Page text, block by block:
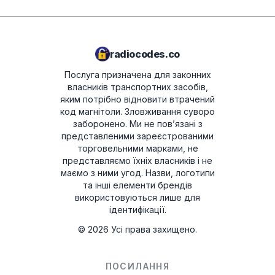
Натисніть і утримуйте кнопки 1 і 6 (для
пристрій.
екранами: U з першими 4 цифрами
серійного номера (наприклад, U2200) і L
з останніми 4 цифрами серійного
номера (наприклад, L0055).
Запишіть 8 цифр без літер U і L — це
серійний номер магнітоли. Введіть його
у форму вище, щоб отримати код.
Honda Accord 2003 - 2007
radiocodes.co
Послуга призначена для законних
власників транспортних засобів,
яким потрібно відновити втрачений
код магнітоли. Зловживання суворо
заборонено. Ми не пов’язані з
представленими зареєстрованими
торговельними марками, не
представляємо їхніх власників і не
маємо з ними угод. Назви, логотипи
та інші елементи брендів
використовуються лише для
ідентифікації.
© 2026 Усі права захищено.
ПОСИЛАННЯ